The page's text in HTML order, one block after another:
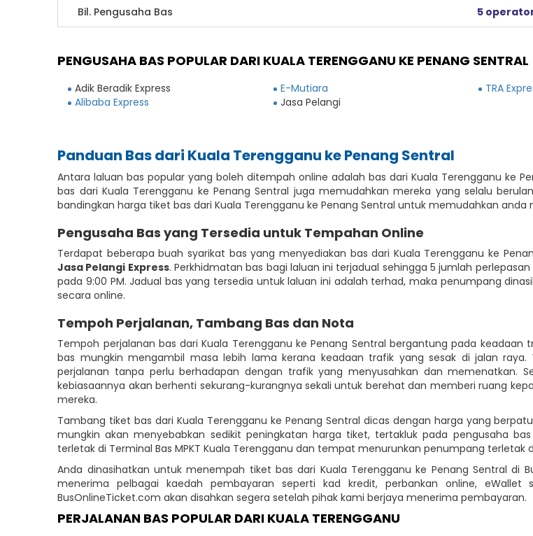
Bil. Pengusaha Bas 5
PENGUSAHA BAS POPULAR DARI KUALA TERENGGANU KE PENANG SENTRAL
Adik Beradik Express
Alibaba Express
E-Mutiara
Jasa Pelangi
TRA
Panduan Bas dari Kuala Terengganu ke Penang Sentral
Antara laluan bas popular yang boleh ditempah online adalah bas dari Kuala Terengganu ke
bas dari Kuala Terengganu ke Penang Sentral juga memudahkan mereka yang selalu
bandingkan harga tiket bas dari Kuala Terengganu ke Penang Sentral untuk memudahkan anda
Pengusaha Bas yang Tersedia untuk Tempahan Online
Terdapat beberapa buah syarikat bas yang menyediakan bas dari Kuala Terengganu ke
Jasa Pelangi Express. Perkhidmatan bas bagi laluan ini terjadual sehingga 5 jumlah
pada 9:00 PM. Jadual bas yang tersedia untuk laluan ini adalah terhad, maka penumpang
secara online.
Tempoh Perjalanan, Tambang Bas dan Nota
Tempoh perjalanan bas dari Kuala Terengganu ke Penang Sentral bergantung pada
bas mungkin mengambil masa lebih lama kerana keadaan trafik yang sesak di jalan
perjalanan tanpa perlu berhadapan dengan trafik yang menyusahkan dan memenatkan.
kebiasaannya akan berhenti sekurang-kurangnya sekali untuk berehat dan memberi ruang
mereka.
Tambang tiket bas dari Kuala Terengganu ke Penang Sentral dicas dengan harga yang
mungkin akan menyebabkan sedikit peningkatan harga tiket, tertakluk pada pengusaha
terletak di Terminal Bas MPKT Kuala Terengganu dan tempat menurunkan penumpang terletak
Anda dinasihatkan untuk menempah tiket bas dari Kuala Terengganu ke Penang Sentral di
menerima pelbagai kaedah pembayaran seperti kad kredit, perbankan online,
BusOnlineTicket.com akan disahkan segera setelah pihak kami berjaya menerima pembayaran.
PERJALANAN BAS POPULAR DARI KUALA TERENGGANU